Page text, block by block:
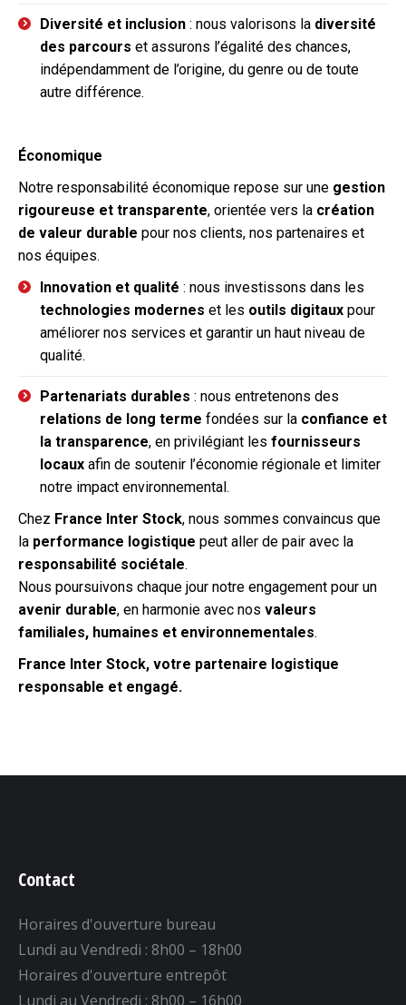
Diversité et inclusion : nous valorisons la diversité
des parcours et assurons l’égalité des chances,
indépendamment de l’origine, du genre ou de toute
autre différence.
Économique
Notre responsabilité économique repose sur une gestion
rigoureuse et transparente, orientée vers la création
de valeur durable pour nos clients, nos partenaires et
nos équipes.
Innovation et qualité : nous investissons dans les
technologies modernes et les outils digitaux pour
améliorer nos services et garantir un haut niveau de
qualité.
Partenariats durables : nous entretenons des
relations de long terme fondées sur la confiance et
la transparence, en privilégiant les fournisseurs
locaux afin de soutenir l’économie régionale et limiter
notre impact environnemental.
Chez France Inter Stock, nous sommes convaincus que
la performance logistique peut aller de pair avec la
responsabilité sociétale.
Nous poursuivons chaque jour notre engagement pour un
avenir durable, en harmonie avec nos valeurs
familiales, humaines et environnementales.
France Inter Stock, votre partenaire logistique
responsable et engagé.
Contact
Horaires d'ouverture bureau
Lundi au Vendredi : 8h00 – 18h00
Horaires d'ouverture entrepôt
Lundi au Vendredi : 8h00 – 16h00